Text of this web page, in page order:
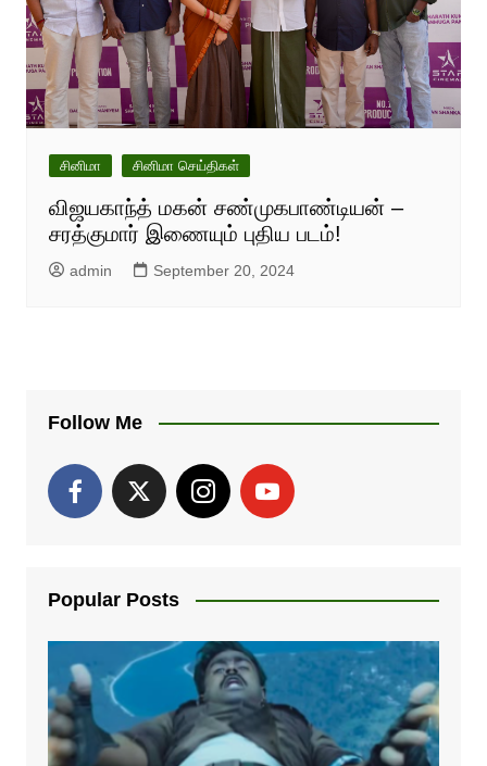
சினிமா சினிமா செய்திகள்
விஜயகாந்த் மகன் சண்முகபாண்டியன் –
சரத்குமார் இணையும் புதிய படம்!
admin September 20, 2024
Follow Me
Popular Posts